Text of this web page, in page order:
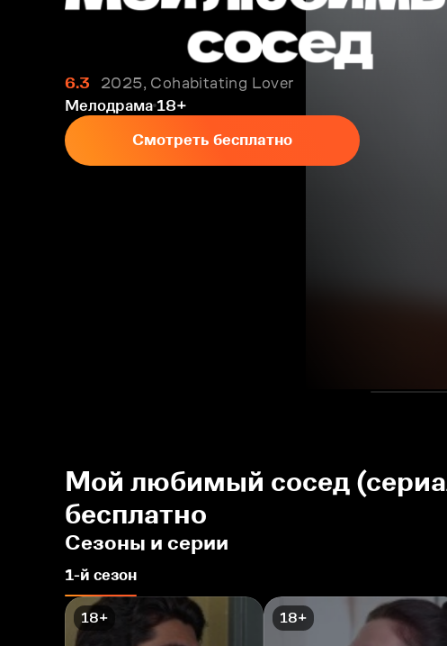
6.3
2025, Cohabitating Lover
Мелодрама 18+
Смотреть бесплатно
Мой любимый сосед
бесплатно
Сезоны и серии
1-й сезон
18+ 18+